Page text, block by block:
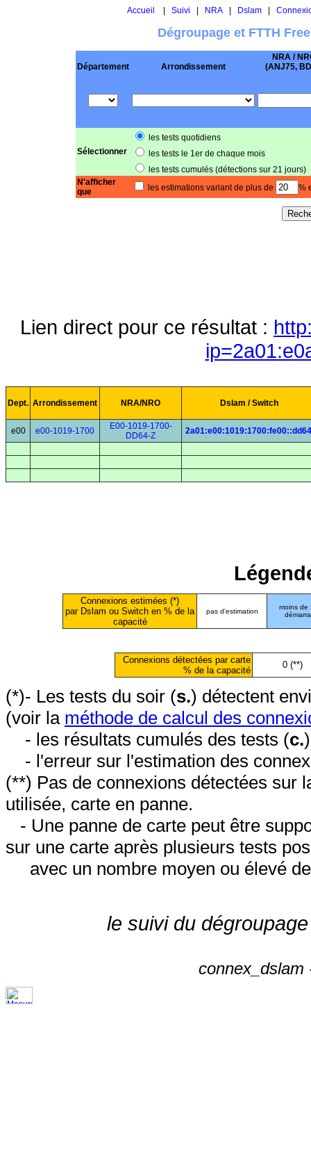
Accueil Suivi NRA| Dslam|
Dégroupage et FTTH
Département Arrondissement
NRA /
(ANJ75,
Sélectionner
les tests quotidiens
les tests le 1er de chaque mois
les tests cumulés (détections sur 21 jours)
N'afficher
que
les estimations variant de plus de %
Lien direct pour ce résultat :
Dept. Arrondissement NRA/NRO Dslam / Switch
e00 e00-1019-1700
E00-1019-1700-
DD64-Z
2a01:e00:1019:1700:fe00::dd64
Connexions estimées (*)
par Dslam ou Switch en % de la
capacité
pas d'estimation
moins de
Connexions détectées par carte
% de la capacité
0 (**)
(*)- Les tests du soir (s.) détectent
(voir la méthode de calcul des
- les résultats cumulés des tests (c.
- l'erreur sur l'estimation des
(**) Pas de connexions détectées sur
utilisée, carte en panne.
- Une panne de carte peut être
sur une carte après plusieurs tests
avec un nombre moyen ou élevé
le suivi du
connex_dslam